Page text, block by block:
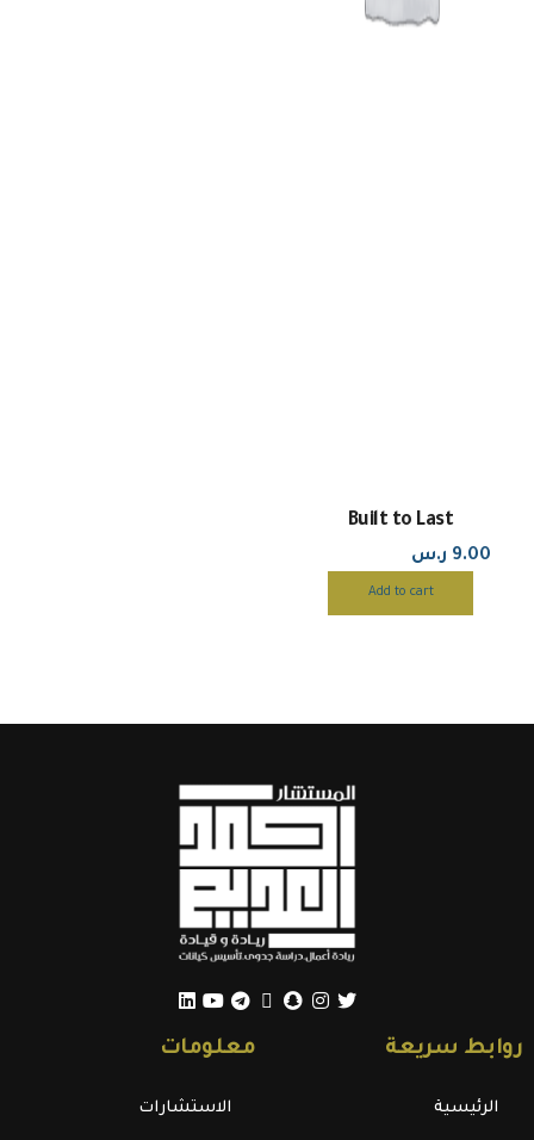
Built to Last
9.00 ر.س
Add to cart
روابط سريعة
الرئيسية
معلومات
الاستشارات